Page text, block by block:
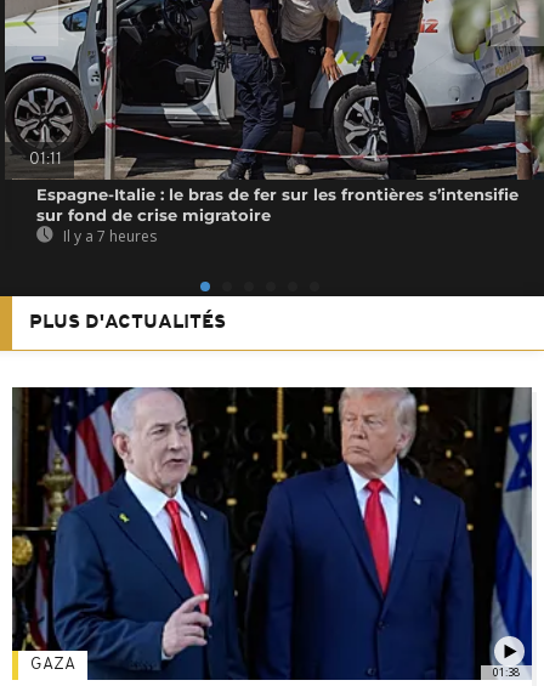
01:11
Espagne-Italie : le bras de fer sur les frontières s’intensifie
sur fond de crise migratoire
Il y a 7 heures
PLUS D'ACTUALITÉS
01:38
GAZA